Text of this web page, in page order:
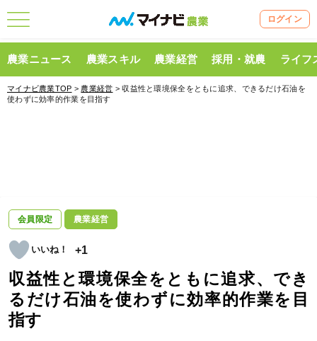
ログイン
農業ニュース 農業スキル 農業経営 採用・就農 ライフ
マイナビ農業TOP > 農業経営 > 収益性と環境保全をともに追求、できるだけ石油を
使わずに効率的作業を目指す
会員限定 農業経営
+1
収益性と環境保全をともに追求、でき
るだけ石油を使わずに効率的作業を目
指す